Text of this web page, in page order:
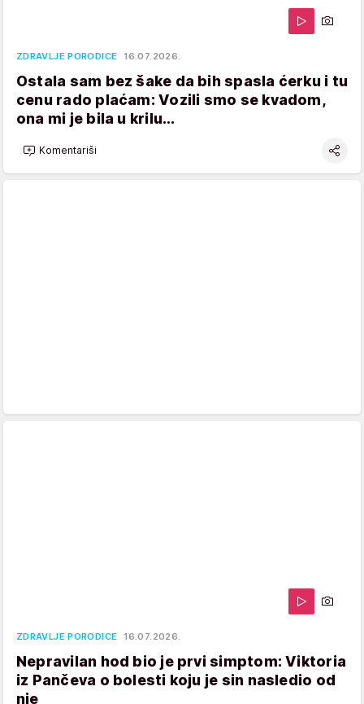
ZDRAVLJE PORODICE 16.07.2026.
Ostala sam bez šake da bih spasla ćerku i tu
cenu rado plaćam: Vozili smo se kvadom,
ona mi je bila u krilu...
Komentariši
ZDRAVLJE PORODICE 16.07.2026.
Nepravilan hod bio je prvi simptom: Viktoria
iz Pančeva o bolesti koju je sin nasledio od
nje